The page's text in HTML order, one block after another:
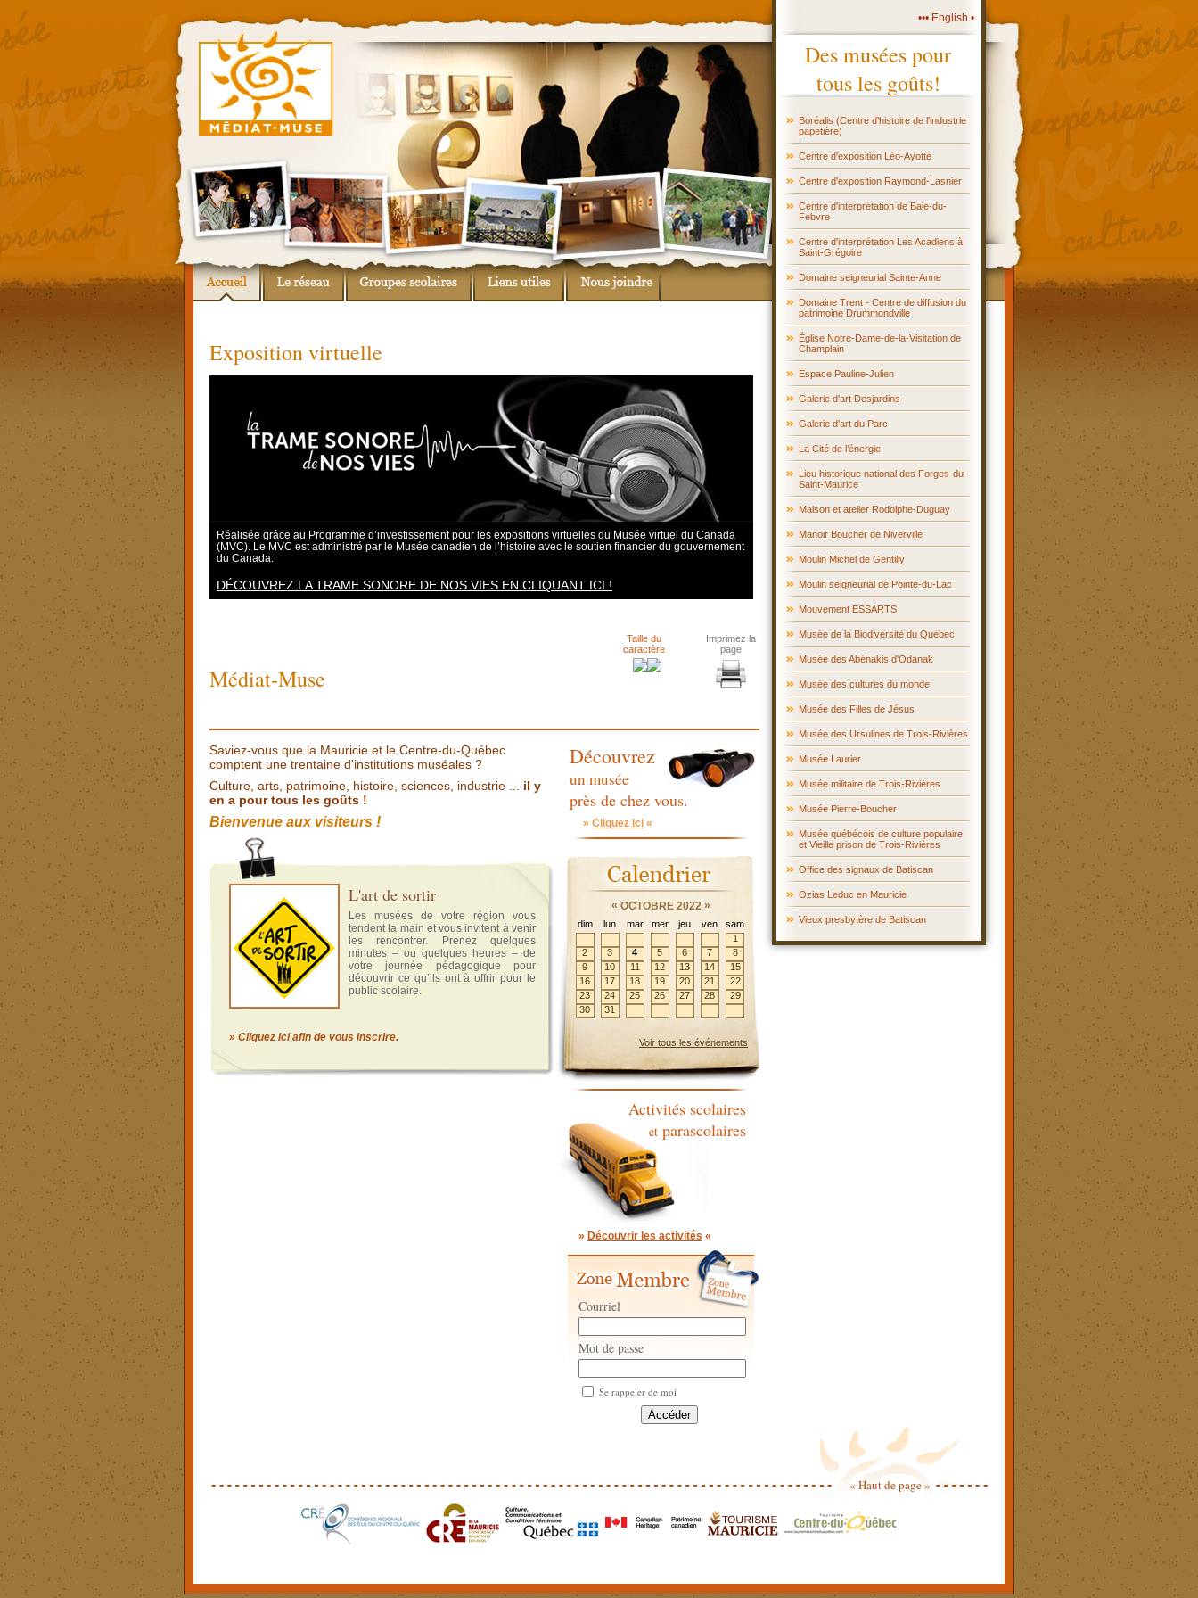
••• English •
Des musées pour
tous les goûts!
Boréalis (Centre d'histoire de l'industrie
papetière)
Centre d'exposition Léo-Ayotte
Centre d'exposition Raymond-Lasnier
Centre d'interprétation de Baie-du-
Febvre
Centre d'interprétation Les Acadiens à
Saint-Grégoire
Domaine seigneurial Sainte-Anne
Domaine Trent - Centre de diffusion du
patrimoine Drummondville
Église Notre-Dame-de-la-Visitation de
Champlain
Espace Pauline-Julien
Galerie d'art Desjardins
Galerie d'art du Parc
La Cité de l’énergie
Lieu historique national des Forges-du-
Saint-Maurice
Maison et atelier Rodolphe-Duguay
Manoir Boucher de Niverville
Moulin Michel de Gentilly
Moulin seigneurial de Pointe-du-Lac
Mouvement ESSARTS
Musée de la Biodiversité du Québec
Musée des Abénakis d'Odanak
Musée des cultures du monde
Musée des Filles de Jésus
Musée des Ursulines de Trois-Rivières
Musée Laurier
Musée militaire de Trois-Rivières
Musée Pierre-Boucher
Musée québécois de culture populaire
et Vieille prison de Trois-Rivières
Office des signaux de Batiscan
Ozias Leduc en Mauricie
Vieux presbytère de Batiscan
Exposition virtuelle
Réalisée grâce au Programme d’investissement pour les expositions virtuelles du Musée virtuel du Canada
(MVC). Le MVC est administré par le Musée canadien de l’histoire avec le soutien financier du gouvernement
du Canada.
DÉCOUVREZ LA TRAME SONORE DE NOS VIES EN CLIQUANT ICI !
Imprimez la
page
Taille du
caractère
Médiat-Muse
Découvrez
un musée
près de chez vous.
» Cliquez ici «
« OCTOBRE 2022 »
dim lun mar mer jeu ven
sam
1
2
3 4 5 6 7
8
9
10 11 12 13 14
15
16
17 18 19 20 21
22
23
24 25 26 27 28
29
30
31
Voir tous les événements
Activités scolaires
et parascolaires
» Découvrir les activités «
Courriel
Mot de passe
Se rappeler de moi
Saviez-vous que la Mauricie et le Centre-du-Québec
comptent une trentaine d'institutions muséales ?
Culture, arts, patrimoine, histoire, sciences, industrie ... il y
en a pour tous les goûts !
Bienvenue aux visiteurs !
L'art de sortir
Les musées de votre région vous
tendent la main et vous invitent à venir
les rencontrer. Prenez quelques
minutes – ou quelques heures – de
votre journée pédagogique pour
découvrir ce qu’ils ont à offrir pour le
public scolaire.
» Cliquez ici afin de vous inscrire.
« Haut de page »